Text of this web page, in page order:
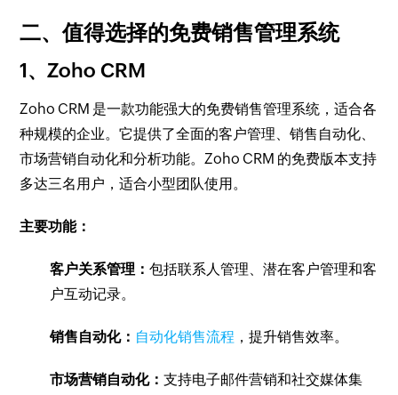
二、值得选择的免费销售管理系统
1、Zoho CRM
Zoho CRM 是一款功能强大的免费销售管理系统，适合各
种规模的企业。它提供了全面的客户管理、销售自动化、
市场营销自动化和分析功能。Zoho CRM 的免费版本支持
多达三名用户，适合小型团队使用。
主要功能：
客户关系管理：包括联系人管理、潜在客户管理和客
户互动记录。
销售自动化： 自动化销售流程 ，提升销售效率。
市场营销自动化：支持电子邮件营销和社交媒体集